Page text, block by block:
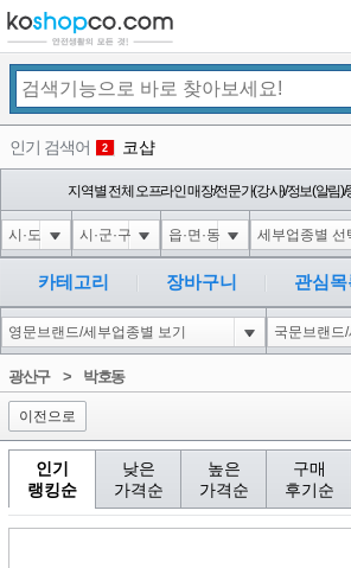
인기 검색어 2 코샵
3 익스
4
5
6
1
지역별 전체 오프라인 매장/전문가(강사)/정보(알림
카테고리 장바구니 관심
광산구> 박호동
이전으로
인기
랭킹순
낮은
가격순
높은
가격순
구매
후기순